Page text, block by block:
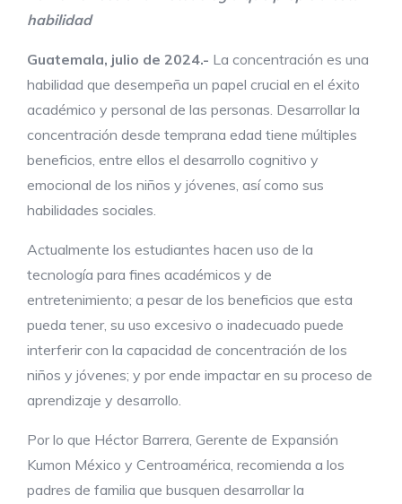
habilidad
Guatemala, julio de 2024.- La concentración es una
habilidad que desempeña un papel crucial en el éxito
académico y personal de las personas. Desarrollar la
concentración desde temprana edad tiene múltiples
beneficios, entre ellos el desarrollo cognitivo y
emocional de los niños y jóvenes, así como sus
habilidades sociales.
Actualmente los estudiantes hacen uso de la
tecnología para fines académicos y de
entretenimiento; a pesar de los beneficios que esta
pueda tener, su uso excesivo o inadecuado puede
interferir con la capacidad de concentración de los
niños y jóvenes; y por ende impactar en su proceso de
aprendizaje y desarrollo.
Por lo que Héctor Barrera, Gerente de Expansión
Kumon México y Centroamérica, recomienda a los
padres de familia que busquen desarrollar la